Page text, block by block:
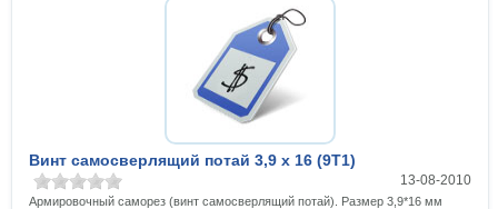
Винт самосверлящий потай 3,9 х 16 (9T1)
13-08-2010
Армировочный саморез (винт самосверлящий потай). Размер 3,9*16 мм